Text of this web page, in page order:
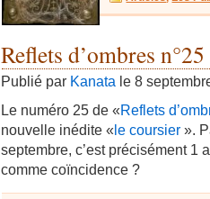
Reflets d’ombres n°25
Publié par Kanata le 8
Le numéro 25 de «Reflets
nouvelle inédite «le coursier ».
septembre, c’est précisément 1
comme coïncidence ?